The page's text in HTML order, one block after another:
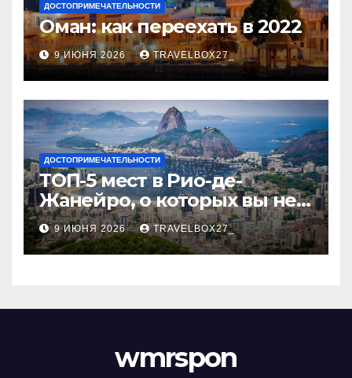
ДОСТОПРИМЕЧАТЕЛЬНОСТИ
Оман: как переехать в 2022
9 ИЮНЯ 2026 TRAVELBOX27_
ДОСТОПРИМЕЧАТЕЛЬНОСТИ
ТОП-5 мест в Рио-де-
Жанейро, о которых вы не
знали
9 ИЮНЯ 2026 TRAVELBOX27_
wmrspon